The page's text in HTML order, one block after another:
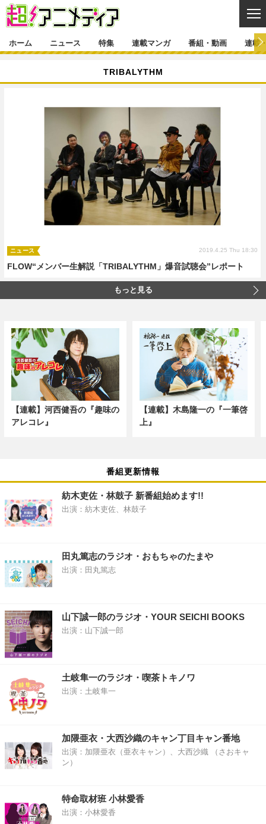
映画 音楽
グッズ イベント
声優 コスプレ
新帝スタ
インタビュー レポート
ラキりす
連載マンガ一覧 連載一覧
番組・動画一覧 ラジオ
動画
連載・ブログ
連載・ブログ一覧 コラム
編集部ブログ・お知らせ
ホーム ニュース 特集 連載マンガ 番組・動画 連載
TRIBALYTHM
FLOW“メンバー生解説「TRIBALYTHM」爆音試聴会”レポート
ニュース 2019.4.25 Thu 18:30
もっと見る
【連載】河西健吾の『趣味の
アレコレ』
【連載】木島隆一の『一筆啓
上』
番組更新情報
紡木吏佐・林鼓子 新番組始めます!!
出演：紡木吏佐、林鼓子
田丸篤志のラジオ・おもちゃのたまや
出演：田丸篤志
山下誠一郎のラジオ・YOUR SEICHI BOOKS
出演：山下誠一郎
土岐隼一のラジオ・喫茶トキノワ
出演：土岐隼一
加隈亜衣・大西沙織のキャン丁目キャン番地
出演：加隈亜衣（亜衣キャン）、大西沙織 （さおキャ
ン）
特命取材班 小林愛香
出演：小林愛香